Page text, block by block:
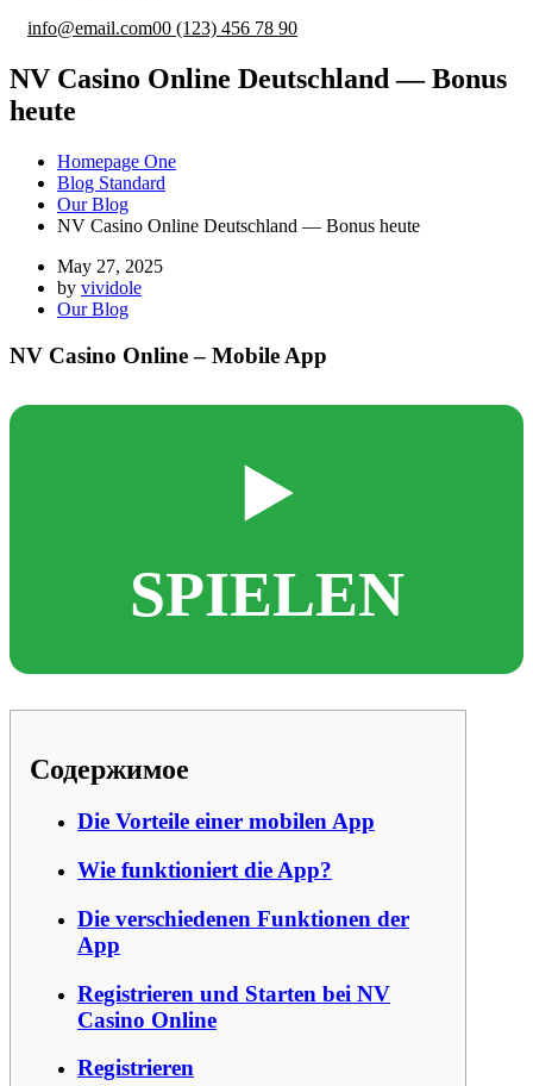
info@email.com00 (123) 456 78 90
NV Casino Online Deutschland — Bonus
heute
Homepage One
Blog Standard
Our Blog
NV Casino Online Deutschland — Bonus heute
May 27, 2025
by vividole
Our Blog
NV Casino Online – Mobile App
▶️
SPIELEN
Содержимое
Die Vorteile einer mobilen App
Wie funktioniert die App?
Die verschiedenen Funktionen der
App
Registrieren und Starten bei NV
Casino Online
Registrieren